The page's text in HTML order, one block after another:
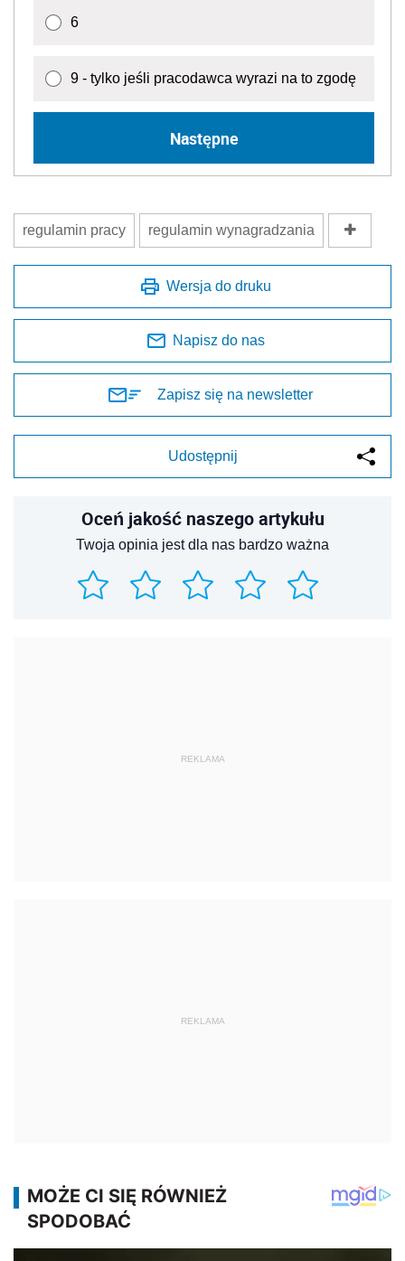
6
9 - tylko jeśli pracodawca wyrazi na to zgodę
Następne
regulamin pracy regulamin wynagradzania
Wersja do druku
Napisz do nas
Zapisz się na newsletter
Udostępnij
Oceń jakość naszego artykułu
Twoja opinia jest dla nas bardzo ważna
REKLAMA
REKLAMA